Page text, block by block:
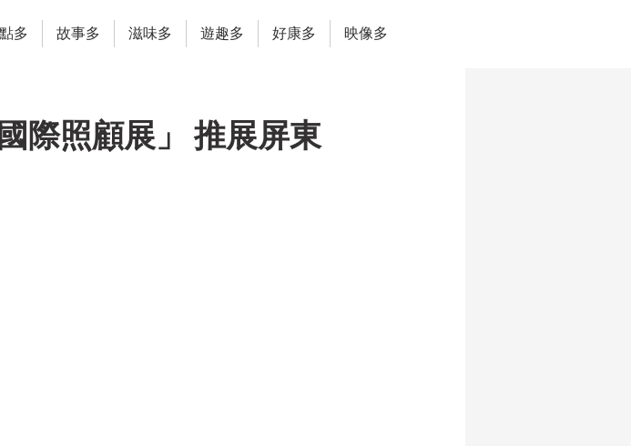
多 故事多 滋味多 遊趣多 好康多 映像多
際照顧展」 推展屏東